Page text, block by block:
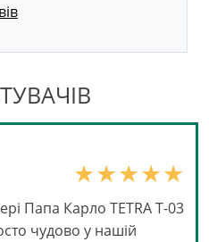
Папа Карло TETRA Т-03
чудово у нашій